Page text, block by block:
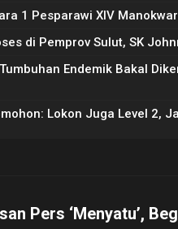
1 Pesparawi XIV
di Pemprov Sulut, SK
Endemik Bakal
Lokon Juga Level 2,
Pers ‘Menyatu’,